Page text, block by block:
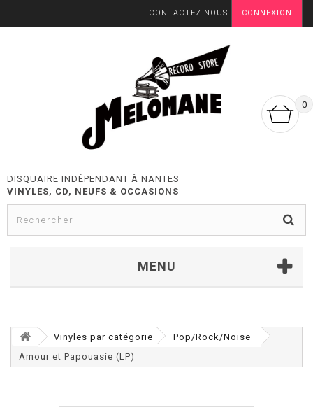
CONNEXION
CONTACTEZ-NOUS
0
DISQUAIRE INDÉPENDANT À NANTES
VINYLES, CD, NEUFS & OCCASIONS
MENU
Vinyles par catégorie
Pop/Rock/Noise
Amour et Papouasie (LP)